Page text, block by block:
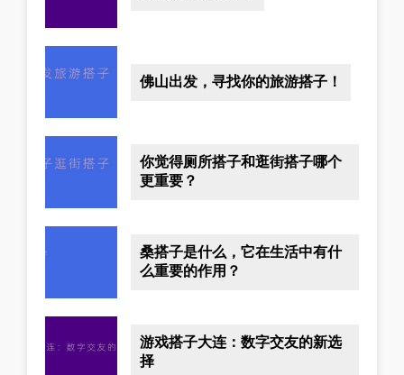
佛山出发，寻找你的旅游搭子！
你觉得厕所搭子和逛街搭子哪个
更重要？
桑搭子是什么，它在生活中有什
么重要的作用？
游戏搭子大连：数字交友的新选
择